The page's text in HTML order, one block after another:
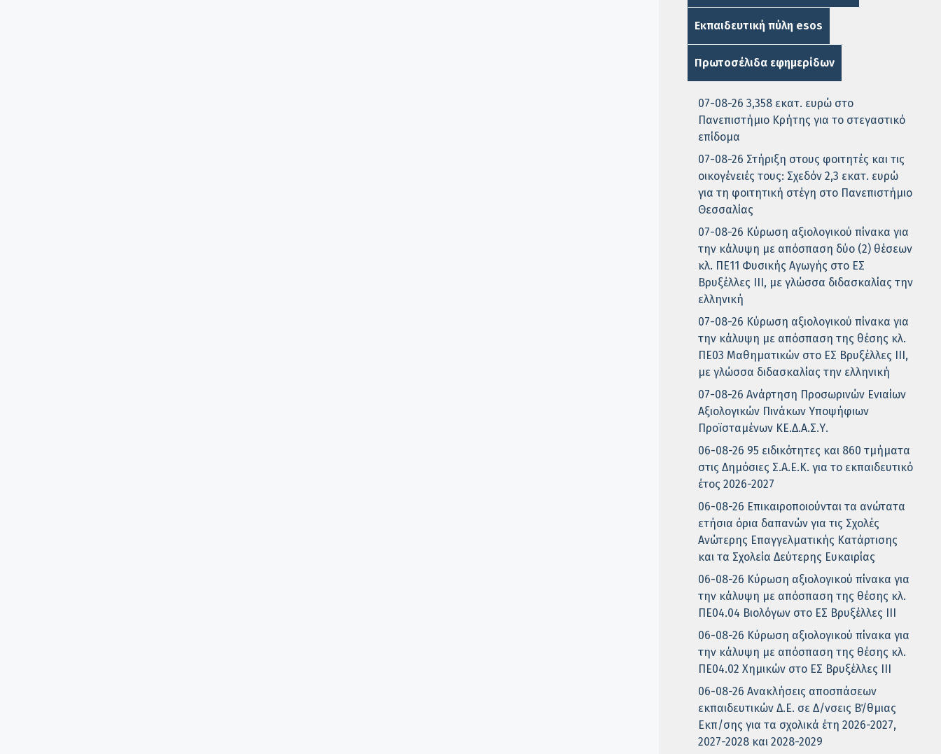
Εκπαιδευτική πύλη esos
Πρωτοσέλιδα εφημερίδων
07-08-26 3,358 εκατ. ευρώ στο
Πανεπιστήμιο Κρήτης για το στεγαστικό
επίδομα
07-08-26 Στήριξη στους φοιτητές και τις
οικογένειές τους: Σχεδόν 2,3 εκατ. ευρώ
για τη φοιτητική στέγη στο Πανεπιστήμιο
Θεσσαλίας
07-08-26 Κύρωση αξιολογικού πίνακα για
την κάλυψη με απόσπαση δύο (2) θέσεων
κλ. ΠΕ11 Φυσικής Αγωγής στο ΕΣ
Βρυξέλλες ΙΙΙ, με γλώσσα διδασκαλίας την
ελληνική
07-08-26 Κύρωση αξιολογικού πίνακα για
την κάλυψη με απόσπαση της θέσης κλ.
ΠΕ03 Μαθηματικών στο ΕΣ Βρυξέλλες ΙΙΙ,
με γλώσσα διδασκαλίας την ελληνική
07-08-26 Ανάρτηση Προσωρινών Ενιαίων
Αξιολογικών Πινάκων Υποψήφιων
Προϊσταμένων ΚΕ.Δ.Α.Σ.Υ.
06-08-26 95 ειδικότητες και 860 τμήματα
στις Δημόσιες Σ.Α.Ε.Κ. για το εκπαιδευτικό
έτος 2026-2027
06-08-26 Επικαιροποιούνται τα ανώτατα
ετήσια όρια δαπανών για τις Σχολές
Ανώτερης Επαγγελματικής Κατάρτισης
και τα Σχολεία Δεύτερης Ευκαιρίας
06-08-26 Κύρωση αξιολογικού πίνακα για
την κάλυψη με απόσπαση της θέσης κλ.
ΠΕ04.04 Βιολόγων στο ΕΣ Βρυξέλλες ΙΙΙ
06-08-26 Κύρωση αξιολογικού πίνακα για
την κάλυψη με απόσπαση της θέσης κλ.
ΠΕ04.02 Χημικών στο ΕΣ Βρυξέλλες ΙΙΙ
06-08-26 Ανακλήσεις αποσπάσεων
εκπαιδευτικών Δ.Ε. σε Δ/νσεις Β΄/θμιας
Εκπ/σης για τα σχολικά έτη 2026-2027,
2027-2028 και 2028-2029